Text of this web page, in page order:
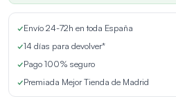
Gatos
cantidad
✓Envío 24-72h en toda España
✓14 días para devolver*
✓Pago 100% seguro
✓Premiada Mejor Tienda de Madrid